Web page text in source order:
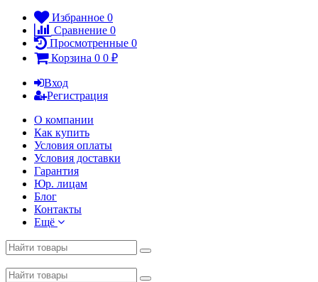
Избранное 0
Сравнение 0
Просмотренные 0
Корзина 0 0 ₽
Вход
Регистрация
О компании
Как купить
Условия оплаты
Условия доставки
Гарантия
Юр. лицам​
Блог
Контакты
Ещё